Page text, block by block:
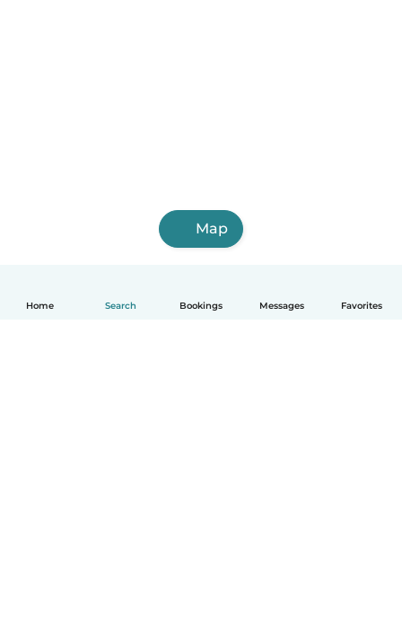
Home Search Bookings Messages Favorites
Map